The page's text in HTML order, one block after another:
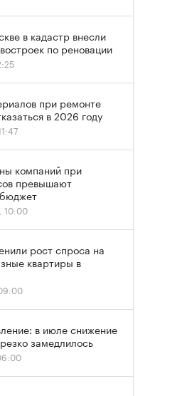
в кадастр внесли
по реновации
при ремонте
в 2026 году
компаний при
превышают
10:00
рост спроса на
квартиры в
в июле снижение
замедлилось